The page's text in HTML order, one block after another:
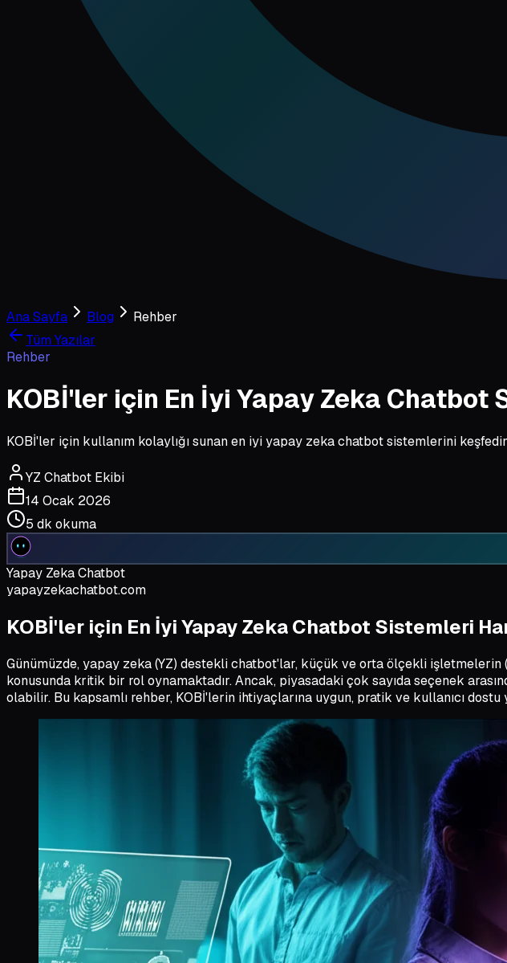
Ana Sayfa Blog
Rehber
Tüm Yazılar
Rehber
KOBİ'ler için En İyi Yapay Zeka Chatbot
KOBİ'ler için kullanım kolaylığı sunan en iyi yapay zeka chatbot sistemlerini
YZ Chatbot Ekibi
14 Ocak 2026
5 dk okuma
Yapay Zeka Chatbot
yapayzekachatbot.com
KOBİ'ler için En İyi Yapay Zeka Chatbot Sistemleri
Günümüzde, yapay zeka (YZ) destekli chatbot'lar, küçük ve orta ölçekli
konusunda kritik bir rol oynamaktadır. Ancak, piyasadaki çok sayıda seçenek
olabilir. Bu kapsamlı rehber, KOBİ'lerin ihtiyaçlarına uygun, pratik ve kullanıcı